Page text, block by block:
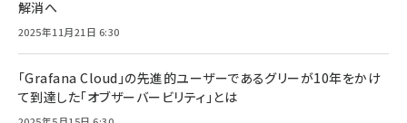
解消へ
2025年11月21日 6:30
「Grafana Cloud」の先進的ユーザーであるグリーが10年をかけ
て到達した「オブザーバービリティ」とは